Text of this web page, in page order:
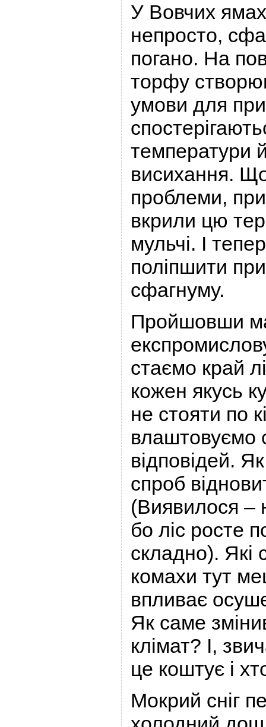
У Вовчих
непросто,
погано. На
торфу
умови для
температури
висихання.
проблеми,
вкрили цю
мульчі. І
поліпшити
сфагнуму.
Пройшовши
стаємо край
кожен якусь
не стояти по
влаштовуємо
відповідей.
спроб
(Виявилося –
бо ліс росте
складно). Які
комахи тут
впливає
Як саме
клімат? І,
це коштує і
Мокрий сніг